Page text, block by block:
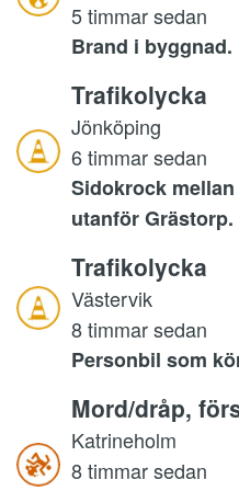
5 timmar sedan
Brand i byggnad.
Trafikolycka
Jönköping
6 timmar sedan
Sidokrock
utanför Grästorp.
Trafikolycka
Västervik
8 timmar sedan
Personbil som
Mord/dråp,
Katrineholm
8 timmar sedan